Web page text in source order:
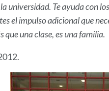
universidad. Te ayuda con
el impulso adicional que
que una clase, es una familia.